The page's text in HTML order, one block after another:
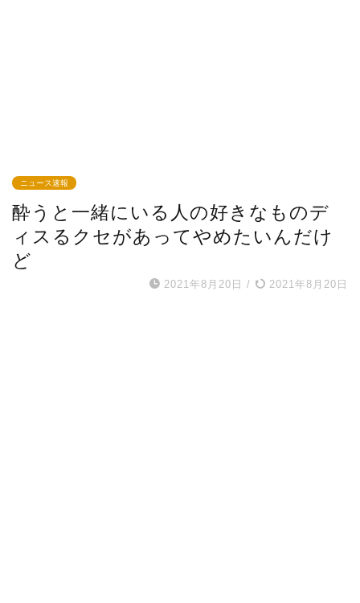
ニュース速報
酔うと一緒にいる人の好きなものデ
ィスるクセがあってやめたいんだけ
ど
2021年8月20日 / 2021年8月20日